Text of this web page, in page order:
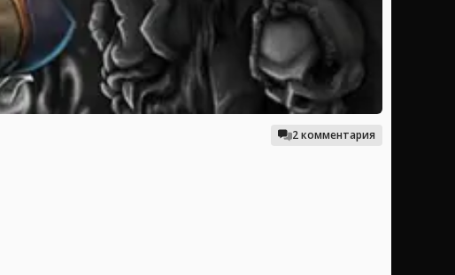
2 комментария